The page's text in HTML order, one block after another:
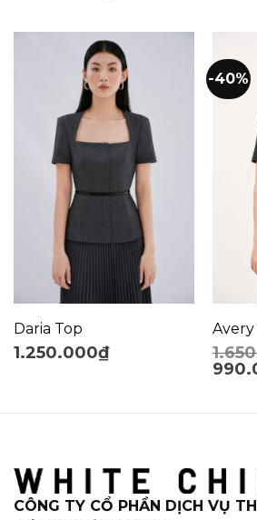
Daria Top
1.250.000₫
-40%
Avery
CÔNG TY CỔ PHẦN DỊCH VỤ